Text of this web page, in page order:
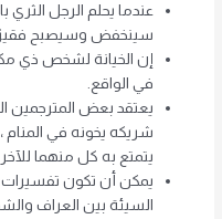
عندما يحلم الرجل الثري
سينخفض ​​وسيصبح
إن الخيانة لشخص ذي
في الواقع.
يعتقد بعض المترجمين
شريكه يخونه في المنام
يتمتع به كل منهما للآخر.
يمكن أن تكون تفسيرات
السيئة بين العراف